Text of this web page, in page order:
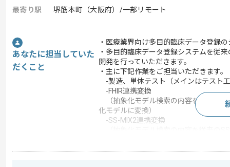
最寄り駅
堺筋本町（大阪府）/一部リモート
あなたに担当していた
だくこと
・医療業界向け多目的臨床データ登録
・多目的臨床データ登録システムを従
開発を行っていただきます。
・主に下記作業をご担当いただきます。
-製造、単体テスト（メインはテスト
-FHIR連携変換
（抽象化モデル検索の内容をFHIR
化モデルに変換）
-SS-MIX2連携変換
この案件で扱う技術